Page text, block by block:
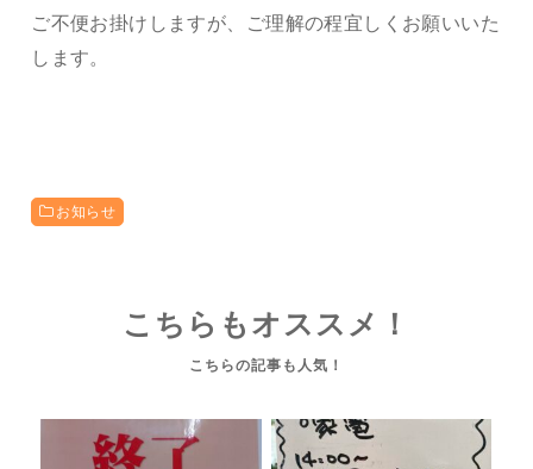
ご不便お掛けしますが、ご理解の程宜しくお願いいた
します。
お知らせ
こちらもオススメ！